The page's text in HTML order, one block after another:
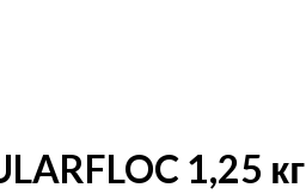
1,25 кг